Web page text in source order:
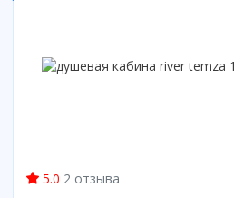
5.0 2 отзыва